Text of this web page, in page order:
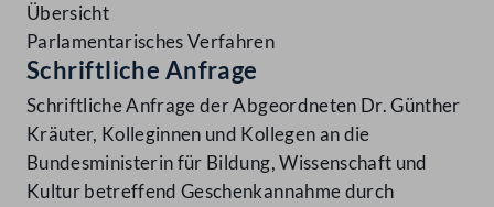
Übersicht
Parlamentarisches Verfahren
Schriftliche Anfrage
Schriftliche Anfrage der Abgeordneten Dr. Günther
Kräuter, Kolleginnen und Kollegen an die
Bundesministerin für Bildung, Wissenschaft und
Kultur betreffend Geschenkannahme durch